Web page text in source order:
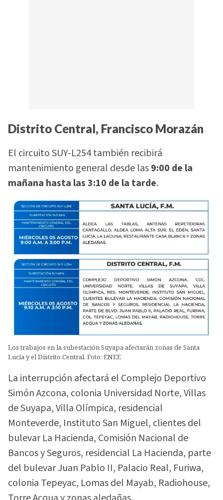
Distrito Central, Francisco Morazán
El circuito SUY-L254 también recibirá
mantenimiento general desde las9:00 de la
mañana hasta las 3:10 de la tarde.
Los trabajos en la subestación Suyapa afectarán zonas de Santa
Lucía y el Distrito Central. Foto: ENEE
La interrupción afectará el Complejo Deportivo
Simón Azcona, colonia Universidad Norte, Villas
de Suyapa, Villa Olímpica, residencial
Monteverde, Instituto San Miguel, clientes del
bulevar La Hacienda, Comisión Nacional de
Bancos y Seguros, residencial La Hacienda, parte
del bulevar Juan Pablo II, Palacio Real, Furiwa,
colonia Tepeyac, Lomas del Mayab, Radiohouse,